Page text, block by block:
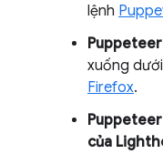
lệnh
xuống
Firefox.
của